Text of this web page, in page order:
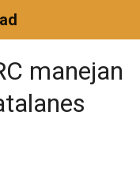
manejan